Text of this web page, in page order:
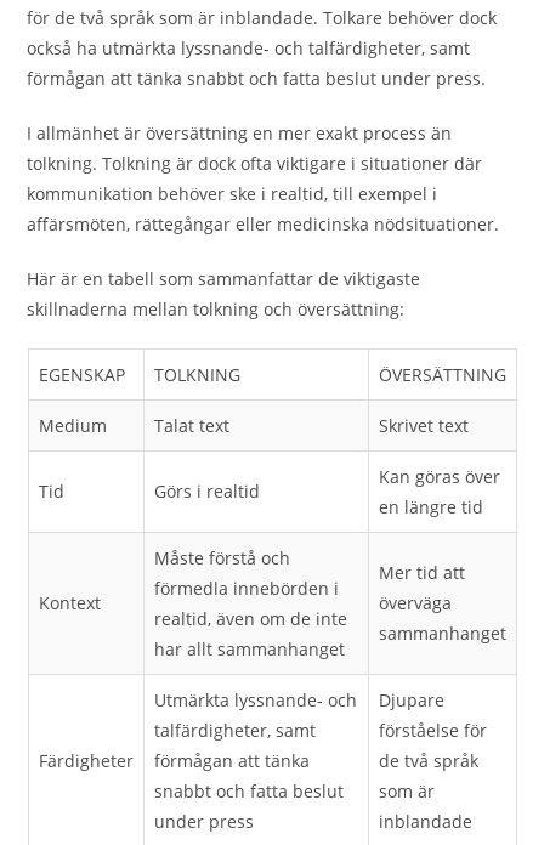
för de två språk som är inblandade. Tolkare behöver dock
också ha utmärkta lyssnande- och talfärdigheter, samt
förmågan att tänka snabbt och fatta beslut under press.
I allmänhet är översättning en mer exakt process än
tolkning. Tolkning är dock ofta viktigare i situationer där
kommunikation behöver ske i realtid, till exempel i
affärsmöten, rättegångar eller medicinska nödsituationer.
Här är en tabell som sammanfattar de viktigaste
skillnaderna mellan tolkning och översättning:
EGENSKAP TOLKNING ÖVERSÄTTNING
Medium Talat text Skrivet text
Tid Görs i realtid
Kan göras över
en längre tid
Kontext
Måste förstå och
förmedla innebörden i
realtid, även om de inte
har allt sammanhanget
Mer tid att
överväga
sammanhanget
Färdigheter
Utmärkta lyssnande- och
talfärdigheter, samt
förmågan att tänka
snabbt och fatta beslut
under press
Djupare
förståelse för
de två språk
som är
inblandade